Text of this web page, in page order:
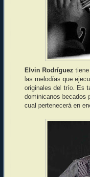
Elvin Rodríguez
las melodías que
originales del trío. Es
dominicanos becados
cual pertenecerá en